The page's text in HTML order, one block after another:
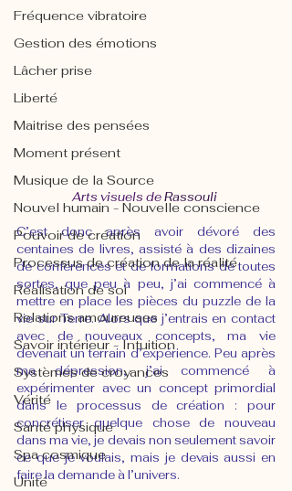
Fréquence vibratoire
Gestion des émotions
Lâcher prise
Liberté
Maitrise des pensées
Moment présent
Musique de la Source
Nouvel humain - Nouvelle conscience
Pouvoir de création
Processus de création de la réalité
Réalisation de soi
Relations amoureuses
Savoir intérieur - Intuition
Systèmes de croyances
Vérité
Santé physique
Spa cosmique
Unité
Arts visuels de Rassouli
C’est donc après avoir dévoré des
centaines de livres, assisté à des dizaines
de conférences et de formations de toutes
sortes, que peu à peu, j’ai commencé à
mettre en place les pièces du puzzle de la
vie sur Terre. Alors que j’entrais en contact
avec de nouveaux concepts, ma vie
devenait un terrain d’expérience. Peu après
ma dépression, j’ai commencé à
expérimenter avec un concept primordial
dans le processus de création : pour
concrétiser quelque chose de nouveau
dans ma vie, je devais non seulement savoir
ce que je voulais, mais je devais aussi en
faire la demande à l’univers.